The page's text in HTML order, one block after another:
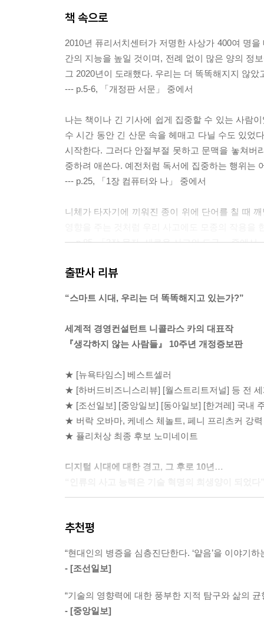
책 속으로
2010년 퓨리서치센터가 저명한 사상가 400여 명
간의 지능을 높일 것이며, 전례 없이 많은 양의 정
그 2020년이 도래했다. 우리는 더 똑똑해지지 않
--- p.5-6, 「개정판 서문」 중에서
나는 책이나 긴 기사에 쉽게 집중할 수 있는 사람
수 시간 동안 긴 산문 속을 헤매고 다닐 수도 있었
시작한다. 그러다 안절부절 못하고 문맥을 놓쳐
중하려 애쓴다. 예전처럼 독서에 집중하는 행위는
--- p.25, 「1장 컴퓨터와 나」 중에서
니체가 타자기에 끼워진 종이 위에 단어를 칠 때
--- p.85, 「3장 문자, 새로운 사고의 도구」 중에서
그 어느 때보다도 쉽고 빠른 검색을 가능케 한 링
용과 깊이 연관 있는 문서의 일부분이나 문장의
--- p.155, 「5장 가장 보편적인 특징을 지닌 매체」
차렸다. 나는 앞뒤로 스크롤하며 키워드를 찾았
의 파일을 다시 정리하느라 독서를 제대로 할 수
읽은 내용을 기억해내기가 쉽지 않았다는 것이다.
--- p.175, 「6장 전자책의 등장, 책의 종말?」 중에
위한 출발점이 아니라 고쳐져야 할 버그다. 인간
100억 개 이상이 팔려나간 스마트폰의 확산과
스마트폰은 우리의 삶에 새로운 질감과 속도를 선
트폰의 확산은 몇몇 기업들이 우리가 보고, 행동
--- p.359, 「개정판에 부치는 후기: 세상에서 가장 흥미로
출판사 리뷰
“스마트 시대, 우리는 더 똑똑해지고 있는가?”
세계적 경영컨설턴트 니콜라스 카의 대표작
『생각하지 않는 사람들』 10주년 개정증보판
★ [뉴욕타임스] 베스트셀러
★ [하버드비즈니스리뷰] [월스트리트저널] 등 전
★ [조선일보] [중앙일보] [동아일보] [한겨레] 국내
★ 버락 오바마, 케네스 체놀트, 페니 프리츠커 강
★ 퓰리처상 최종 후보 노미네이트
디지털 시대에 대한 경고, 그 후로 10년…
돌아왔다. 우리 시대 가장 중요한 논쟁거리의
특히 이번 개정증보판에는 인터넷이 인간의 뇌
대한 폭로가 담겨 있다. 언택트 시대의 도래와 함
한번 경고한다.
추천평
“현대인의 병증을 심층진단한다. ‘얕음’을 이야기
- [조선일보]
“기술의 영향력에 대한 풍부한 지적 탐구와 삶의
- [중앙일보]